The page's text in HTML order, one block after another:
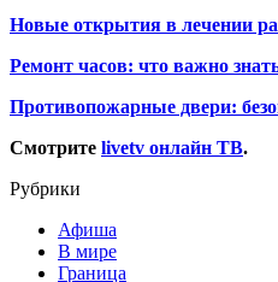
Новые открытия в лечении
Ремонт часов: что важно
Противопожарные двери:
Смотрите livetv онлайн ТВ.
Рубрики
Афиша
В мире
Граница